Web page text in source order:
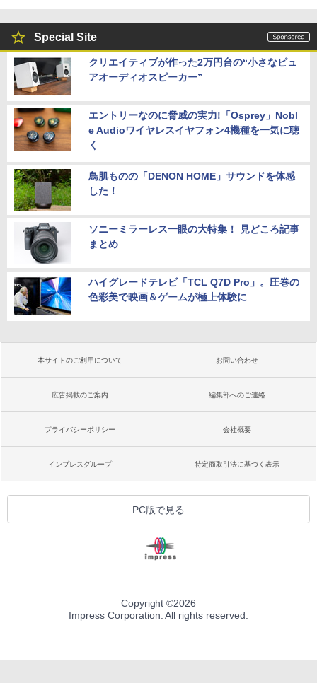
Special Site
クリエイティブが作った2万円台の“小さなピュ
アオーディオスピーカー”
エントリーなのに脅威の実力!「Osprey」Nobl
e Audioワイヤレスイヤフォン4機種を一気に聴
く
鳥肌ものの「DENON HOME」サウンドを体感
した！
ソニーミラーレス一眼の大特集！ 見どころ記事
まとめ
ハイグレードテレビ「TCL Q7D Pro」。圧巻の
色彩美で映画＆ゲームが極上体験に
本サイトのご利用について お問い合わせ
広告掲載のご案内 編集部へのご連絡
プライバシーポリシー 会社概要
インプレスグループ 特定商取引法に基づく表示
PC版で見る
Copyright ©2026
Impress Corporation. All rights reserved.